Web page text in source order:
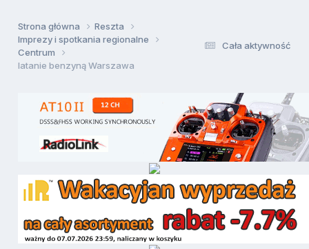
Cała aktywność
Strona główna
Reszta
Imprezy i spotkania regionalne
Centrum
latanie benzyną Warszawa